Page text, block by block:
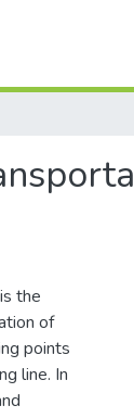
the
of
points
line. In